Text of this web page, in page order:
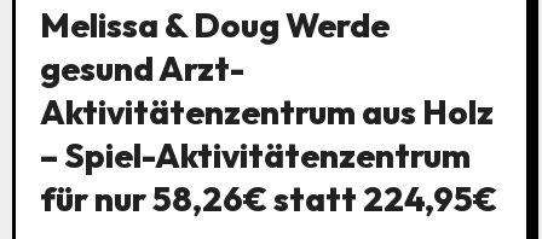
Melissa & Doug Werde
gesund Arzt-
Aktivitätenzentrum aus Holz
– Spiel-Aktivitätenzentrum
für nur 58,26€ statt 224,95€